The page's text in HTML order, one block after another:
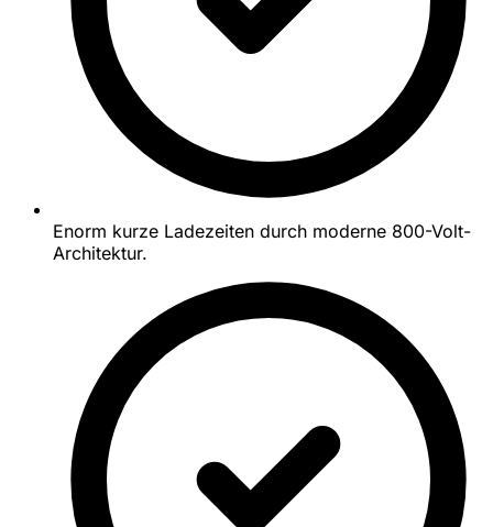
Enorm kurze Ladezeiten durch moderne 800-Volt-
Architektur.